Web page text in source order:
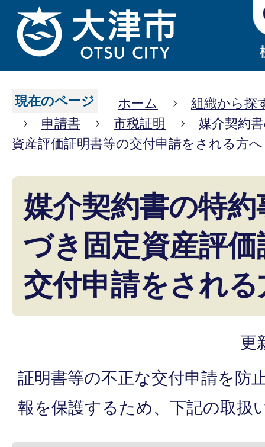
現在のページ ホーム
組織から探
申請書
市税証明
媒介契約
資産評価証明書等の交付申請をされる方へ
媒介契約書の特
づき固定資産評
交付申請をされ
更
証明書等の不正な交付申請を防
報を保護するため、下記の取扱